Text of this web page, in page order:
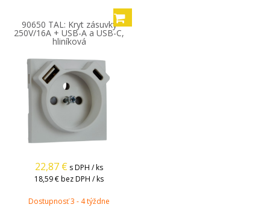
90650 TAL: Kryt zásuvky
250V/16A + USB-A a USB-C,
hliníková
22,87 € s DPH / ks
18,59 €bez DPH / ks
Dostupnosť 3 - 4 týždne